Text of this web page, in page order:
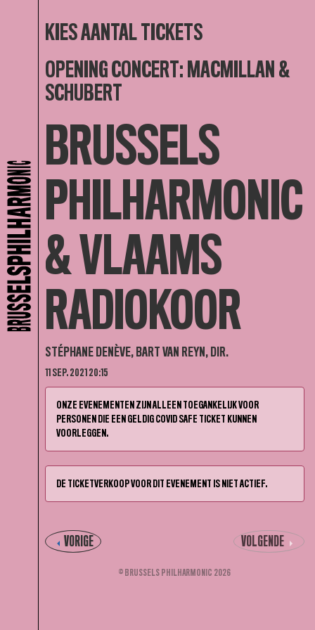
KIES AANTAL TICKETS
OPENING CONCERT: MACMILLAN &
SCHUBERT
BRUSSELS
PHILHARMONIC
& VLAAMS
RADIOKOOR
STÉPHANE DENÈVE, BART VAN REYN, DIR.
11 SEP. 2021 20:15
ONZE EVENEMENTEN ZIJN ALLEEN TOEGANKELIJK VOOR
PERSONEN DIE EEN GELDIG COVID SAFE TICKET KUNNEN
VOORLEGGEN.
DE TICKETVERKOOP VOOR DIT EVENEMENT IS NIET ACTIEF.
VOLGENDE
VORIGE
© BRUSSELS PHILHARMONIC 2026